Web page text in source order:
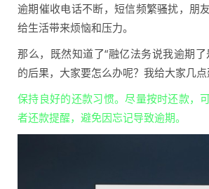
逾期催收电话不断，短信频繁骚扰，朋
给生活带来烦恼和压力。
那么，既然知道了“融亿法务说我逾期
的后果，大家要怎么办呢？我给大家几点
保持良好的还款习惯。尽量按时还款，
者还款提醒，避免因忘记导致逾期。